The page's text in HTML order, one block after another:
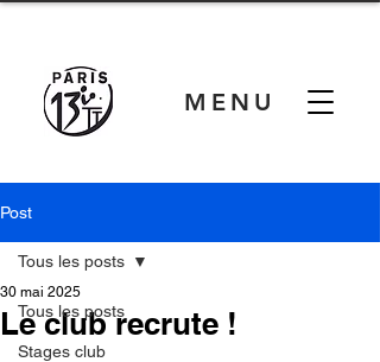
MENU
Post
Tous les posts
Stages club
Tous les posts
Le club recrute !
30 mai 2025